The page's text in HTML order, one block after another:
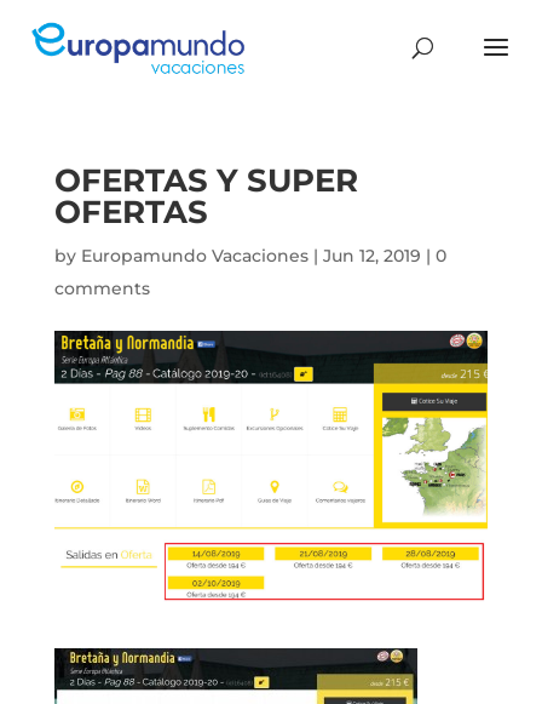
OFERTAS Y SUPER
OFERTAS
by Europamundo Vacaciones| Jun 12, 2019 | 0
comments